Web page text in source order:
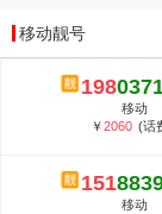
2020​联通最
2020​电信最
5G套餐资费
郑州全号网
移动靓号
198
移动
￥2060 (话
151
移动